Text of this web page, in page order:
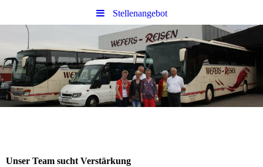
Stellenangebot
Unser Team sucht Verstärkung